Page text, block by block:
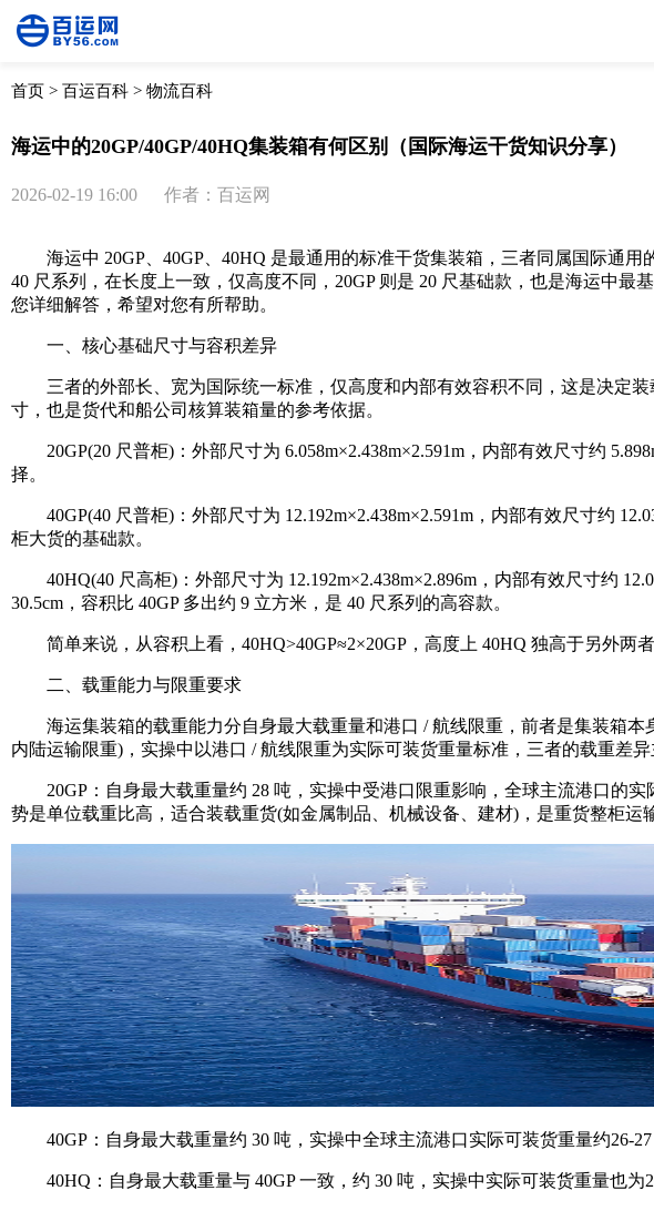
首页 > 百运百科 > 物流百科
海运中的20GP/40GP/40HQ集装箱有何区别（国际海运干货知识分享）
2026-02-19 16:00 作者：百运网
海运中 20GP、40GP、40HQ 是最通用的标准干货集装箱，三者同属国际通用
40 尺系列，在长度上一致，仅高度不同，20GP 则是 20 尺基础款，也是海运中
您详细解答，希望对您有所帮助。
一、核心基础尺寸与容积差异
三者的外部长、宽为国际统一标准，仅高度和内部有效容积不同，这是决定装
寸，也是货代和船公司核算装箱量的参考依据。
20GP(20 尺普柜)：外部尺寸为 6.058m×2.438m×2.591m，内部有效尺寸约
择。
40GP(40 尺普柜)：外部尺寸为 12.192m×2.438m×2.591m，内部有效尺寸约
柜大货的基础款。
40HQ(40 尺高柜)：外部尺寸为 12.192m×2.438m×2.896m，内部有效尺寸约
30.5cm，容积比 40GP 多出约 9 立方米，是 40 尺系列的高容款。
简单来说，从容积上看，40HQ>40GP≈2×20GP，高度上 40HQ 独高于另外两者
二、载重能力与限重要求
海运集装箱的载重能力分自身最大载重量和港口 / 航线限重，前者是集装箱本
内陆运输限重)，实操中以港口 / 航线限重为实际可装货重量标准，三者的载重差
20GP：自身最大载重量约 28 吨，实操中受港口限重影响，全球主流港口的实
势是单位载重比高，适合装载重货(如金属制品、机械设备、建材)，是重货整柜运
40GP：自身最大载重量约 30 吨，实操中全球主流港口实际可装货重量约26-27
40HQ：自身最大载重量与 40GP 一致，约 30 吨，实操中实际可装货重量也为